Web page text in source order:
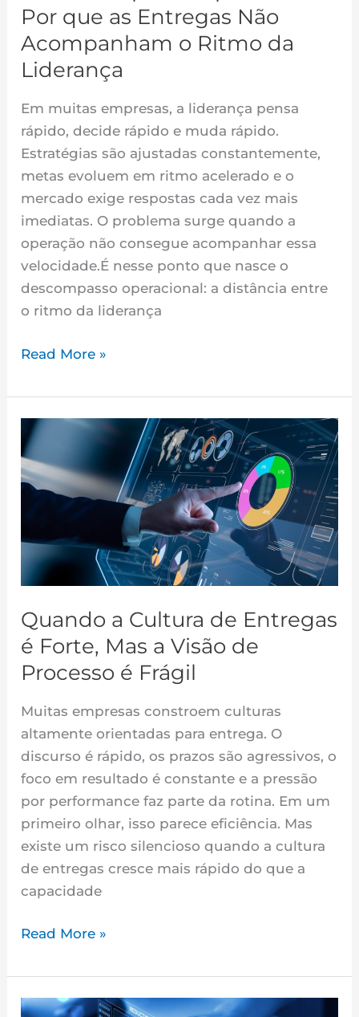
Por que as Entregas Não
Acompanham o Ritmo da
Liderança
Em muitas empresas, a liderança pensa
rápido, decide rápido e muda rápido.
Estratégias são ajustadas constantemente,
metas evoluem em ritmo acelerado e o
mercado exige respostas cada vez mais
imediatas. O problema surge quando a
operação não consegue acompanhar essa
velocidade.É nesse ponto que nasce o
descompasso operacional: a distância entre
o ritmo da liderança
o
da
Liderança
Read More »
Quando a Cultura de Entregas
é Forte, Mas a Visão de
Processo é Frágil
Muitas empresas constroem culturas
altamente orientadas para entrega. O
discurso é rápido, os prazos são agressivos, o
foco em resultado é constante e a pressão
por performance faz parte da rotina. Em um
primeiro olhar, isso parece eficiência. Mas
existe um risco silencioso quando a cultura
de entregas cresce mais rápido do que a
capacidade
Quando
a
Cultura
de
é
Forte,
Mas
a
Visão
de
Processo
Frágil
Read More »
As